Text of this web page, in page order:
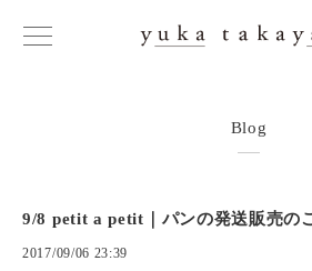
Blog
9/8 petit a petit｜パンの発送販売の
2017/09/06 23:39